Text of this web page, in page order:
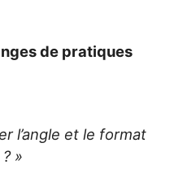
de pratiques
l’angle et le format
»